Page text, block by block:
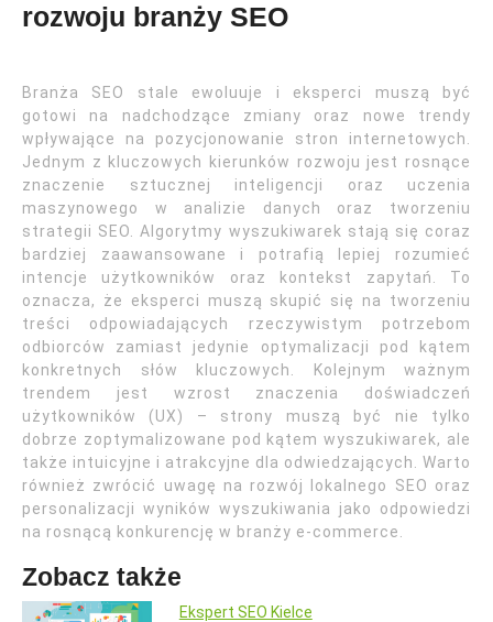
rozwoju branży SEO
Branża SEO stale ewoluuje i eksperci muszą być
gotowi na nadchodzące zmiany oraz nowe trendy
wpływające na pozycjonowanie stron internetowych.
Jednym z kluczowych kierunków rozwoju jest rosnące
znaczenie sztucznej inteligencji oraz uczenia
maszynowego w analizie danych oraz tworzeniu
strategii SEO. Algorytmy wyszukiwarek stają się coraz
bardziej zaawansowane i potrafią lepiej rozumieć
intencje użytkowników oraz kontekst zapytań. To
oznacza, że eksperci muszą skupić się na tworzeniu
treści odpowiadających rzeczywistym potrzebom
odbiorców zamiast jedynie optymalizacji pod kątem
konkretnych słów kluczowych. Kolejnym ważnym
trendem jest wzrost znaczenia doświadczeń
użytkowników (UX) – strony muszą być nie tylko
dobrze zoptymalizowane pod kątem wyszukiwarek, ale
także intuicyjne i atrakcyjne dla odwiedzających. Warto
również zwrócić uwagę na rozwój lokalnego SEO oraz
personalizacji wyników wyszukiwania jako odpowiedzi
na rosnącą konkurencję w branży e-commerce.
Zobacz także
Ekspert SEO Kielce